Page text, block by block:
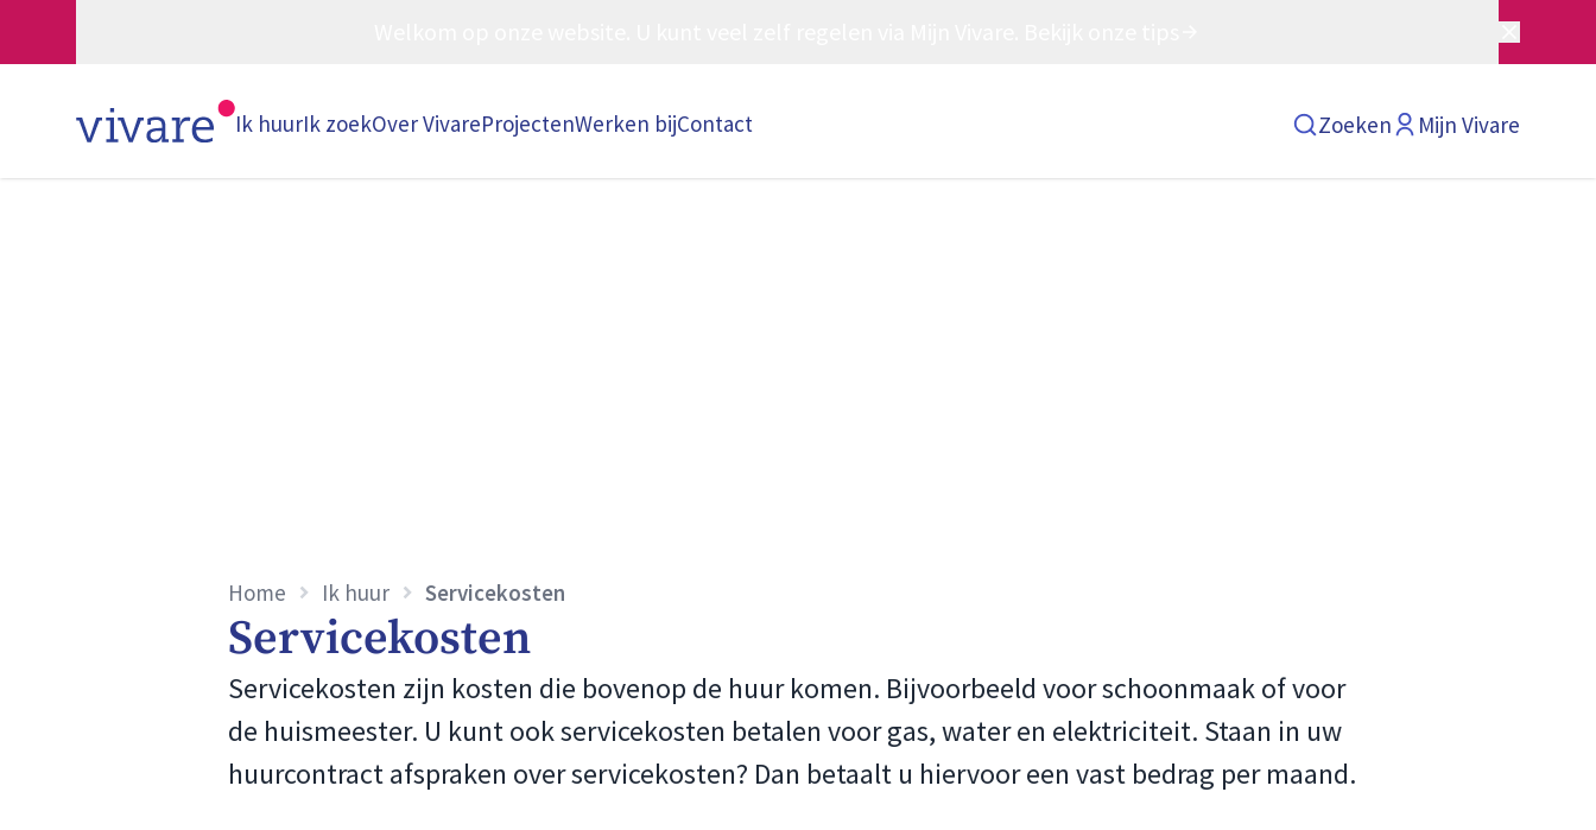
Ik huurIk zoekOver VivareProjectenWerken bijContact Zoeken Mijn Vivare
Home Ik huur Servicekosten
Servicekosten
Servicekosten zijn kosten die bovenop de huur komen. Bijvoorbeeld voor schoonmaak of voor
de huismeester. U kunt ook servicekosten betalen voor gas, water en elektriciteit. Staan in uw
huurcontract afspraken over servicekosten? Dan betaalt u hiervoor een vast bedrag per maand.